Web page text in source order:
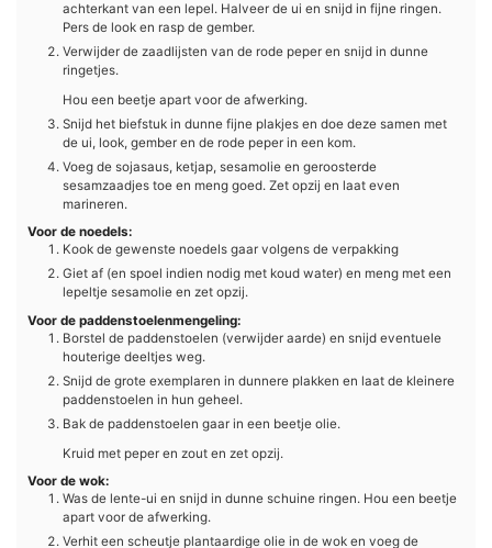
achterkant van een lepel. Halveer de ui en snijd in fijne ringen.
Pers de look en rasp de gember.
Verwijder de zaadlijsten van de rode peper en snijd in dunne
ringetjes.
Hou een beetje apart voor de afwerking.
Snijd het biefstuk in dunne fijne plakjes en doe deze samen met
de ui, look, gember en de rode peper in een kom.
Voeg de sojasaus, ketjap, sesamolie en geroosterde
sesamzaadjes toe en meng goed. Zet opzij en laat even
marineren.
Voor de noedels:
Kook de gewenste noedels gaar volgens de verpakking
Giet af (en spoel indien nodig met koud water) en meng met een
lepeltje sesamolie en zet opzij.
Voor de paddenstoelenmengeling:
Borstel de paddenstoelen (verwijder aarde) en snijd eventuele
houterige deeltjes weg.
Snijd de grote exemplaren in dunnere plakken en laat de kleinere
paddenstoelen in hun geheel.
Bak de paddenstoelen gaar in een beetje olie.
Kruid met peper en zout en zet opzij.
Voor de wok:
Was de lente-ui en snijd in dunne schuine ringen. Hou een beetje
apart voor de afwerking.
Verhit een scheutje plantaardige olie in de wok en voeg de